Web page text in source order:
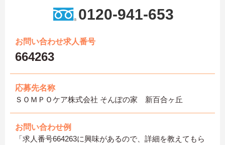
0120-941-653
お問い合わせ求人番号
664263
応募先名称
ＳＯＭＰＯケア株式会社 そんぽの家 新百合ヶ丘
お問い合わせ例
「求人番号664263に興味があるので、詳細を教えてもら